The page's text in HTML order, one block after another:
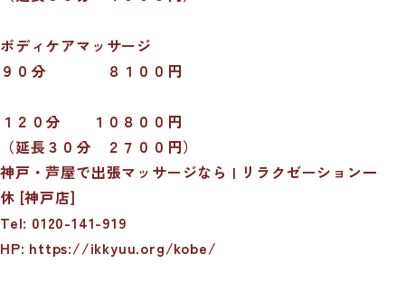
ボディケアマッサージ
９０分 ８１００円
１２０分 １０８００円
（延長３０分 ２７００円）
神戸・芦屋で出張マッサージなら | リラクゼーション一
休 [神戸店]
Tel: 0120-141-919
HP: https://ikkyuu.org/kobe/